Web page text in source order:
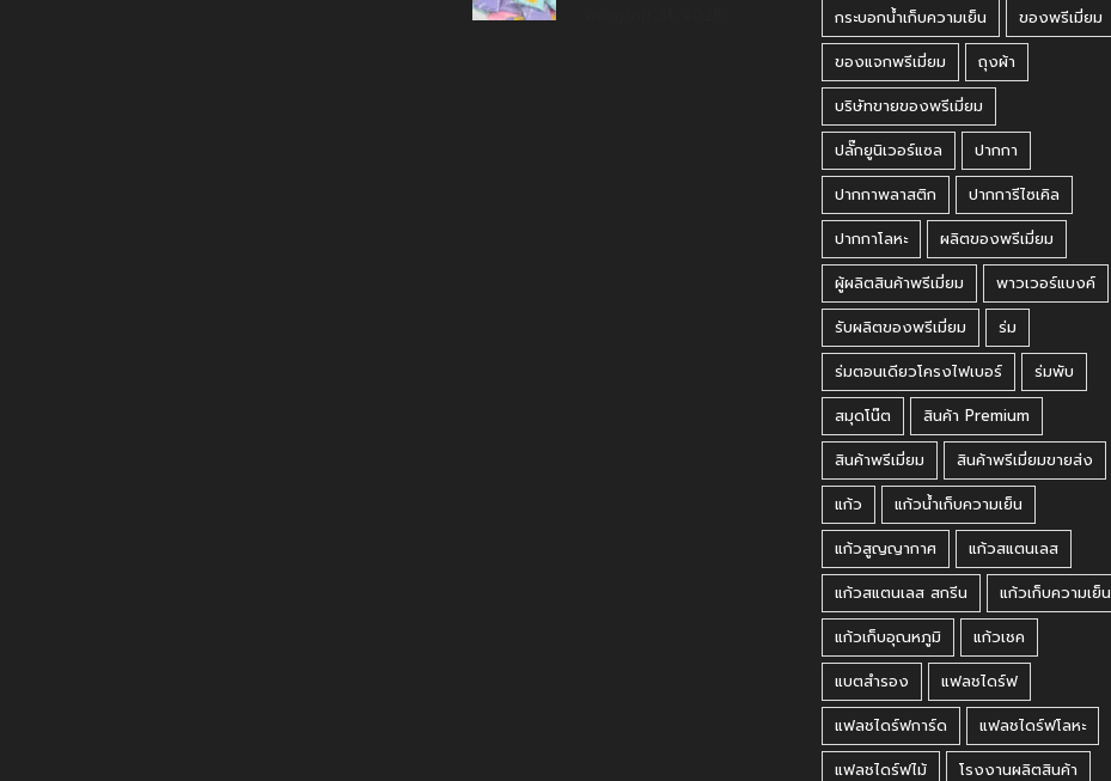
กระบอกน้ำเก็บความเย็น
ของพรีเมี่ยม
ของแจกพรีเมี่ยม
ถุงผ้า
บริษัทขายของพรีเมี่ยม
ปลั๊กยูนิเวอร์แซล
ปากกา
ปากกาพลาสติก
ปากการีไซเคิล
ปากกาโลหะ
ผลิตของพรีเมี่ยม
ผู้ผลิตสินค้าพรีเมี่ยม
พาวเวอร์แบงค์
รับผลิตของพรีเมี่ยม
ร่ม
ร่มตอนเดียวโครงไฟเบอร์
ร่มพับ
สมุดโน๊ต
สินค้า Premium
สินค้าพรีเมี่ยม
สินค้าพรีเมี่ยมขายส่ง
แก้ว
แก้วน้ำเก็บความเย็น
แก้วสูญญากาศ
แก้วสแตนเลส
แก้วสแตนเลส สกรีน
แก้วเก็บความเย็น
แก้วเก็บอุณหภูมิ
แก้วเชค
แบตสำรอง
แฟลชไดร์ฟ
แฟลชไดร์ฟการ์ด
แฟลชไดร์ฟโลหะ
แฟลชไดร์ฟไม้
โรงงานผลิตสินค้า